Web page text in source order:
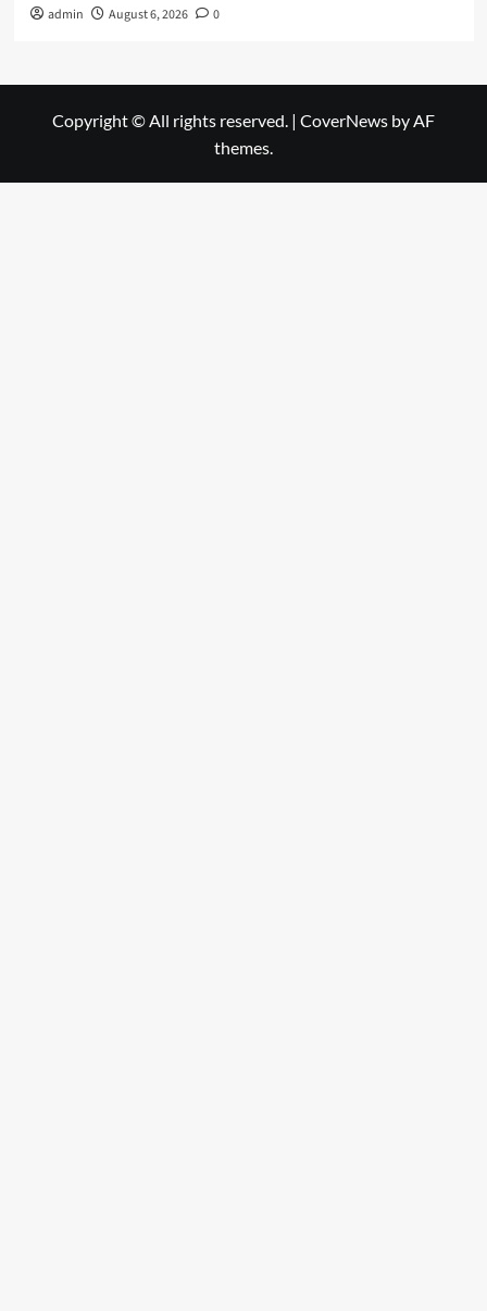
admin August 6, 2026 0
Copyright © All rights reserved. | CoverNews by AF
themes.